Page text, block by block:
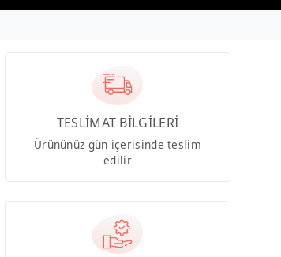
TESLİMAT BİLGİLERİ
Ürününüz gün içerisinde teslim
edilir